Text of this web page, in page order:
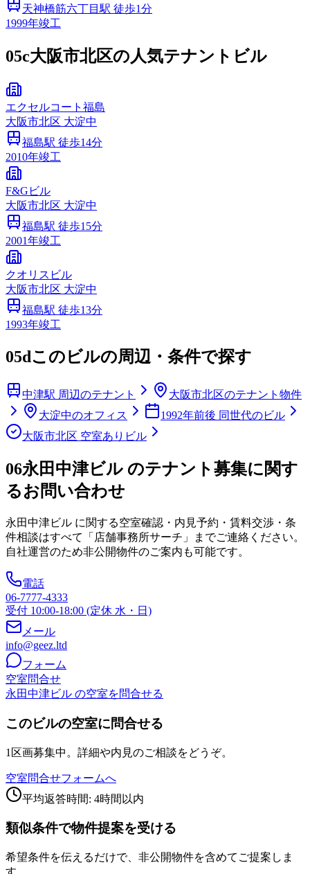
天神橋筋六丁目 駅 徒歩1分
1999年竣工
05c大阪市北区の人気テナントビル
エクセルコート福島
大阪市北区 大淀中
福島駅 徒歩14分
2010年竣工
F&Gビル
大阪市北区 大淀中
福島駅 徒歩15分
2001年竣工
クオリスビル
大阪市北区 大淀中
福島駅 徒歩13分
1993年竣工
05dこのビルの周辺・条件で探す
中津駅 周辺のテナント
大阪市北区のテナント物件
大淀中のオフィス
1992年前後 同世代のビル
大阪市北区 空室ありビル
06永田中津ビル のテナント募集に関す
るお問い合わせ
永田中津ビル に関する空室確認・内見予約・賃料交渉・条
件相談はすべて「店舗事務所サーチ」までご連絡ください。
自社運営のため非公開物件のご案内も可能です。
電話
06-7777-4333
受付 10:00-18:00 (定休 水・日)
メール
info@geez.ltd
フォーム
空室問合せ
永田中津ビル の空室を問合せる
このビルの空室に問合せる
1区画募集中。詳細や内見のご相談をどうぞ。
空室問合せフォームへ
平均返答時間: 4時間以内
類似条件で物件提案を受ける
希望条件を伝えるだけで、非公開物件を含めてご提案しま
す。